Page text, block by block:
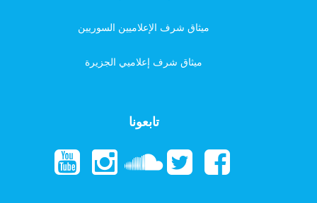
ميثاق شرف الإعلاميين السوريين
ميثاق شرف إعلاميي الجزيرة
تابعونا